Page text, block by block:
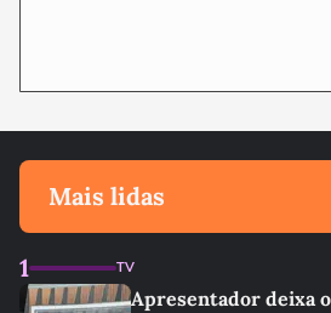
Mais lidas
1 TV
Apresentador deixa